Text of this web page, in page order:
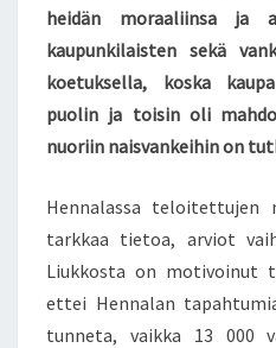
S
S
E
V
L
Ä
1
9
heidän moraaliinsa ja
kaupunkilaisten sekä
koetuksella, koska
puolin ja toisin oli
nuoriin naisvankeihin on
Hennalassa teloitettujen
tarkkaa tietoa, arviot
Liukkosta on motivoinut
ettei Hennalan
tunneta, vaikka 13 000